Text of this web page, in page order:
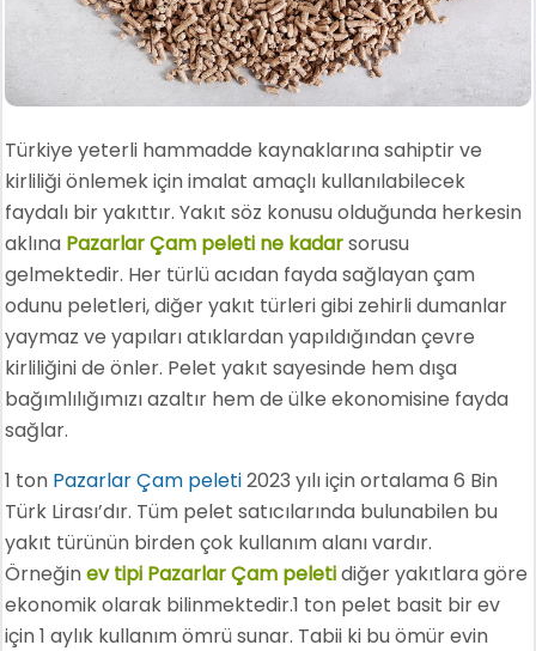
Türkiye yeterli hammadde kaynaklarına sahiptir ve
kirliliği önlemek için imalat amaçlı kullanılabilecek
faydalı bir yakıttır. Yakıt söz konusu olduğunda herkesin
aklına Pazarlar Çam peleti ne kadarsorusu
gelmektedir. Her türlü acıdan fayda sağlayan çam
odunu peletleri, diğer yakıt türleri gibi zehirli dumanlar
yaymaz ve yapıları atıklardan yapıldığından çevre
kirliliğini de önler. Pelet yakıt sayesinde hem dışa
bağımlılığımızı azaltır hem de ülke ekonomisine fayda
sağlar.
1 ton Pazarlar Çam peleti2023 yılı için ortalama 6 Bin
Türk Lirası’dır. Tüm pelet satıcılarında bulunabilen bu
yakıt türünün birden çok kullanım alanı vardır.
Örneğinev tipi Pazarlar Çam peletidiğer yakıtlara göre
ekonomik olarak bilinmektedir.1 ton pelet basit bir ev
için 1 aylık kullanım ömrü sunar. Tabii ki bu ömür evin